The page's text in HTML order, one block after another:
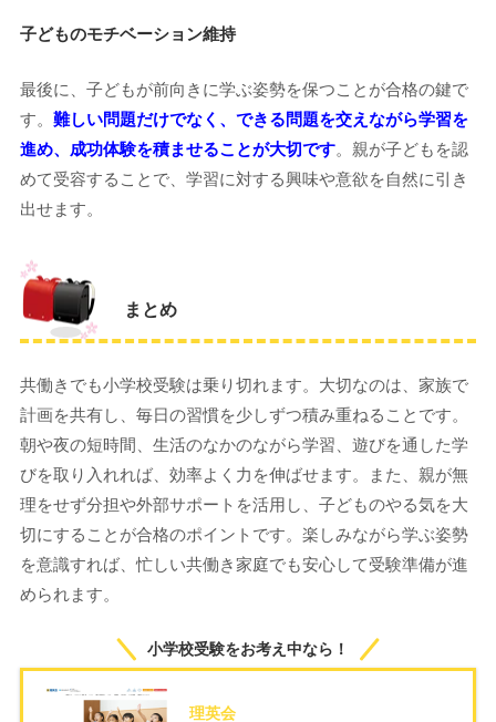
子どものモチベーション維持
最後に、子どもが前向きに学ぶ姿勢を保つことが合格の鍵で
す。 難しい問題だけでなく、できる問題を交えながら学習を
進め、成功体験を積ませることが大切です。親が子どもを認
めて受容することで、学習に対する興味や意欲を自然に引き
出せます。
まとめ
共働きでも小学校受験は乗り切れます。大切なのは、家族で
計画を共有し、毎日の習慣を少しずつ積み重ねることです。
朝や夜の短時間、生活のなかのながら学習、遊びを通した学
びを取り入れれば、効率よく力を伸ばせます。また、親が無
理をせず分担や外部サポートを活用し、子どものやる気を大
切にすることが合格のポイントです。楽しみながら学ぶ姿勢
を意識すれば、忙しい共働き家庭でも安心して受験準備が進
められます。
小学校受験をお考え中なら！
理英会